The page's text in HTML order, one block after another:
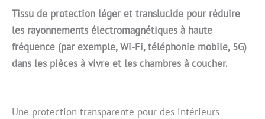
Tissu de protection léger et translucide pour réduire
les rayonnements électromagnétiques à haute
fréquence (par exemple, Wi-Fi, téléphonie mobile, 5G)
dans les pièces à vivre et les chambres à coucher.
Une protection transparente pour des intérieurs